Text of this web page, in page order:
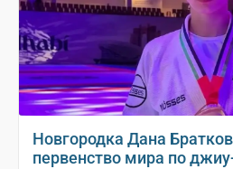
Новгородка Дана
первенство мира по